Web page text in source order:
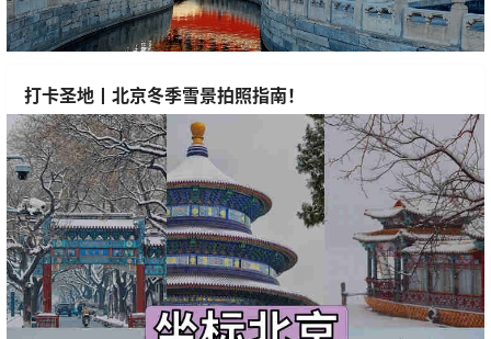
打卡圣地丨北京冬季雪景拍照指南！